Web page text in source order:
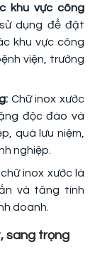
khu vực công
dụng để đặt
khu vực công
viện, trường
Chữ inox xước
độc đáo và
quà lưu niệm,
nghiệp.
inox xước là
và tăng tính
doanh.
sang trọng